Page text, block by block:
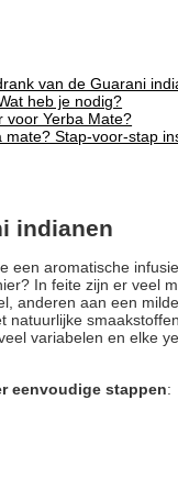
van de Guarani
heb je nodig?
voor Yerba Mate?
mate? Stap-voor-stap
indianen
een aromatische
In feite zijn er veel
anderen aan een
variabelen en elke
eenvoudige stappen: